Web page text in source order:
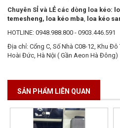
Chuyên SỈ và LẺ các dòng loa kéo:
temesheng, loa kéo mba loa kéo
HOTLINE: 0948.988.800 - 0903.446.591
Địa chỉ: Cổng C, Số Nhà C08-12, Khu Đô
Hoài Đức, Hà Nội ( Gần Aeon Hà Đông)
SẢN PHẨM LIÊN QUAN